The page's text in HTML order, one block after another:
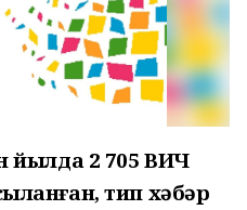
йылда 2 705 ВИЧ
тип хәбәр